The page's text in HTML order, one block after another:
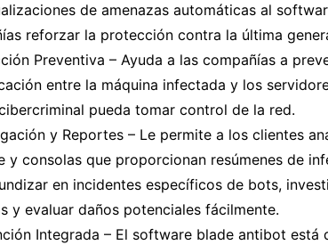
de amenazas automáticas al
reforzar la protección contra la última
Preventiva – Ayuda a las compañías a
entre la máquina infectada y los
pueda tomar control de la red.
y Reportes – Le permite a los clientes
y consolas que proporcionan resúmenes de
en incidentes específicos de bots,
y evaluar daños potenciales fácilmente.
Integrada – El software blade antibot